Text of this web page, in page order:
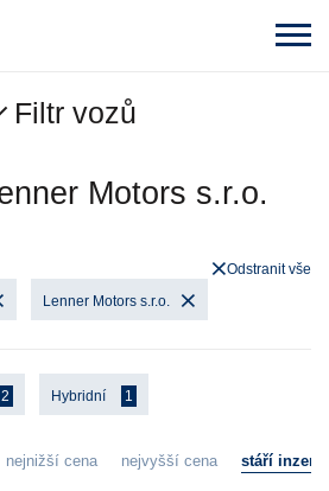
Filtr vozů
Motors s.r.o.
Lenner Motors s.r.o.
Odstranit vše
2 Hybridní 1
nejnižší cena nejvyšší cena stáří